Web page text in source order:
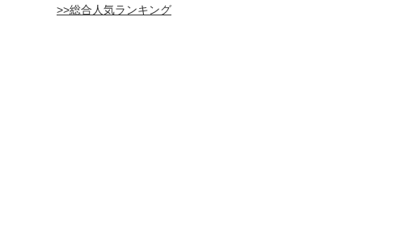
>>総合人気ランキング